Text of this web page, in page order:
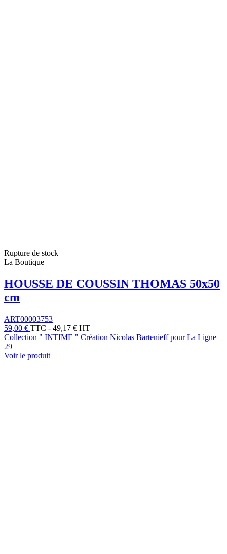
Rupture de stock
La Boutique
HOUSSE DE COUSSIN THOMAS 50x50
cm
ART00003753
59,00 € TTC - 49,17 € HT
Collection " INTIME " Création Nicolas Bartenieff pour La Ligne
29
Voir le produit